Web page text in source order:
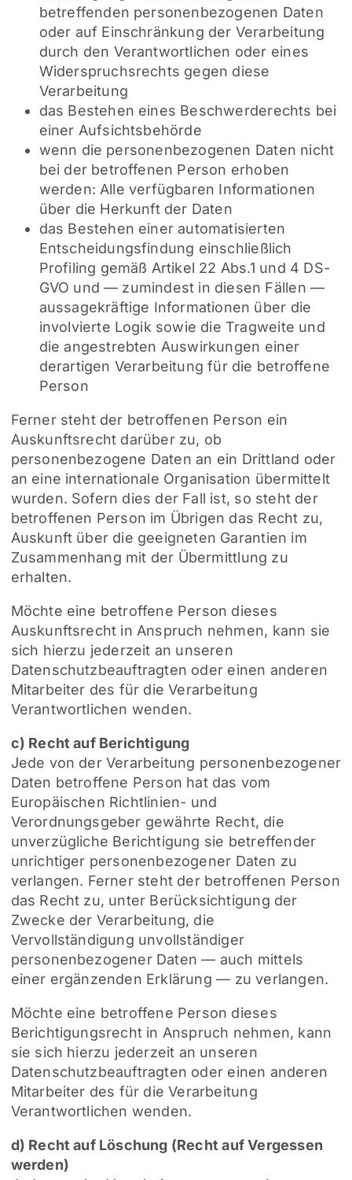
betreffenden personenbezogenen Daten
oder auf Einschränkung der Verarbeitung
durch den Verantwortlichen oder eines
Widerspruchsrechts gegen diese
Verarbeitung
das Bestehen eines Beschwerderechts bei
einer Aufsichtsbehörde
wenn die personenbezogenen Daten nicht
bei der betroffenen Person erhoben
werden: Alle verfügbaren Informationen
über die Herkunft der Daten
das Bestehen einer automatisierten
Entscheidungsfindung einschließlich
Profiling gemäß Artikel 22 Abs.1 und 4 DS-
GVO und — zumindest in diesen Fällen —
aussagekräftige Informationen über die
involvierte Logik sowie die Tragweite und
die angestrebten Auswirkungen einer
derartigen Verarbeitung für die betroffene
Person
Ferner steht der betroffenen Person ein
Auskunftsrecht darüber zu, ob
personenbezogene Daten an ein Drittland oder
an eine internationale Organisation übermittelt
wurden. Sofern dies der Fall ist, so steht der
betroffenen Person im Übrigen das Recht zu,
Auskunft über die geeigneten Garantien im
Zusammenhang mit der Übermittlung zu
erhalten.
Möchte eine betroffene Person dieses
Auskunftsrecht in Anspruch nehmen, kann sie
sich hierzu jederzeit an unseren
Datenschutzbeauftragten oder einen anderen
Mitarbeiter des für die Verarbeitung
Verantwortlichen wenden.
c) Recht auf Berichtigung
Jede von der Verarbeitung personenbezogener
Daten betroffene Person hat das vom
Europäischen Richtlinien- und
Verordnungsgeber gewährte Recht, die
unverzügliche Berichtigung sie betreffender
unrichtiger personenbezogener Daten zu
verlangen. Ferner steht der betroffenen Person
das Recht zu, unter Berücksichtigung der
Zwecke der Verarbeitung, die
Vervollständigung unvollständiger
personenbezogener Daten — auch mittels
einer ergänzenden Erklärung — zu verlangen.
Möchte eine betroffene Person dieses
Berichtigungsrecht in Anspruch nehmen, kann
sie sich hierzu jederzeit an unseren
Datenschutzbeauftragten oder einen anderen
Mitarbeiter des für die Verarbeitung
Verantwortlichen wenden.
d) Recht auf Löschung (Recht auf Vergessen
werden)